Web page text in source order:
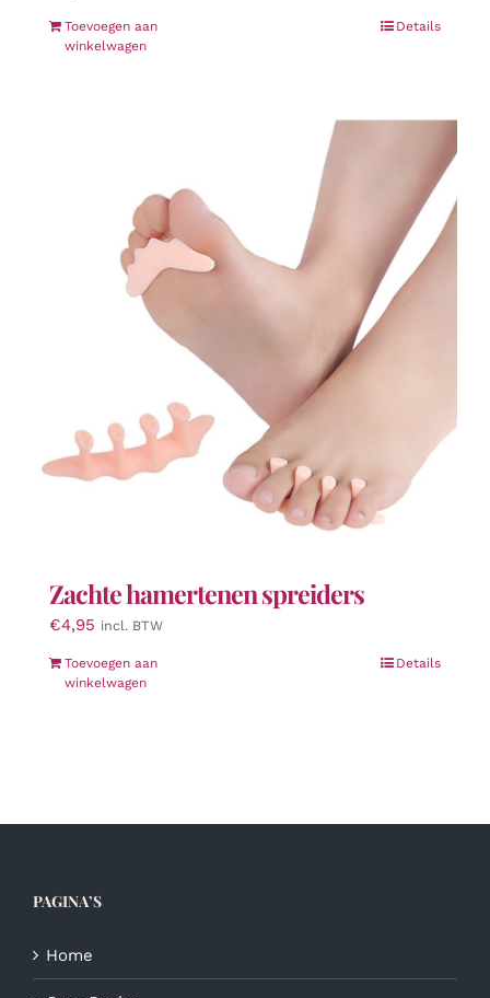
Toevoegen aan
winkelwagen
Details
Zachte hamertenen spreiders
€4,95 incl. BTW
Toevoegen aan
winkelwagen
Details
PAGINA’S
Home